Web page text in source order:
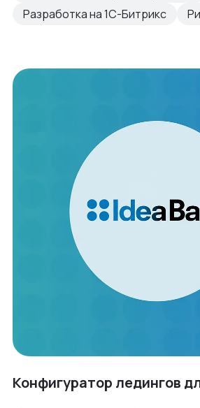
Разработка на 1С-Битрикс
Конфигуратор ледингов